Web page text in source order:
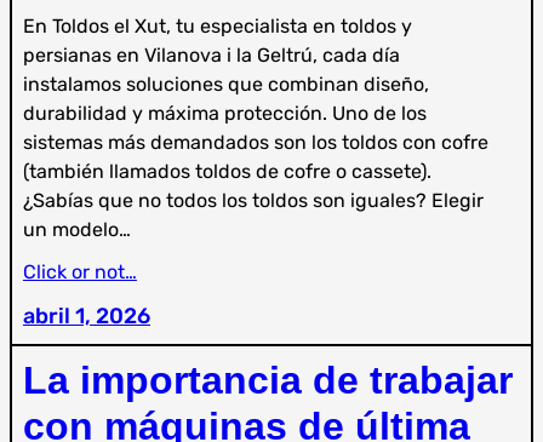
En Toldos el Xut, tu especialista en toldos y
persianas en Vilanova i la Geltrú, cada día
instalamos soluciones que combinan diseño,
durabilidad y máxima protección. Uno de los
sistemas más demandados son los toldos con cofre
(también llamados toldos de cofre o cassete).
¿Sabías que no todos los toldos son iguales? Elegir
un modelo…
Click or not…
abril 1, 2026
La importancia de trabajar
con máquinas de última